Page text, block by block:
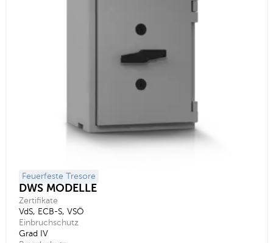
Feuerfeste Tresore
DWS MODELLE
Zertifikate
VdS, ECB-S, VSÖ
Einbruchschutz
Grad IV